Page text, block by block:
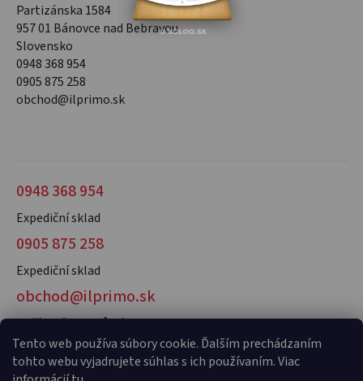
Tento web používa súbory cookie. Ďalším prechádzaním
tohto webu vyjadrujete súhlas s ich používaním. Viac
Partizánska 1584
957 01 Bánovce nad Bebravou
Slovensko
0948 368 954
0905 875 258
obchod@ilprimo.sk
0948 368 954
Expediční sklad
0905 875 258
Expediční sklad
obchod@ilprimo.sk
V případě dotazů nás kontaktujte